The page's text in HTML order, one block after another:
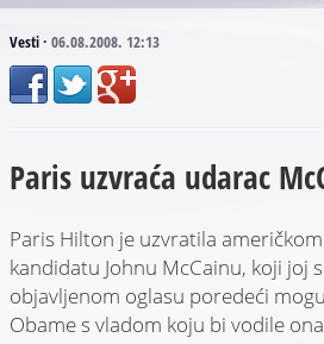
Tekstovi
Scena
Vesti· 06.08.2008. 12:13
Paris uzvraća udarac
Paris Hilton je uzvratila
kandidatu Johnu McCainu, koji joj
objavljenom oglasu poredeći
Obame s vladom koju bi vodile